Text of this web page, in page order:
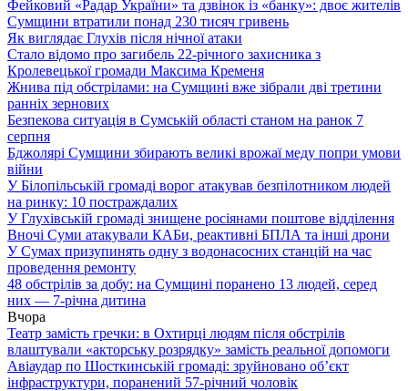
Фейковий «Радар України» та дзвінок із «банку»: двоє жителів
Сумщини втратили понад 230 тисяч гривень
Як виглядає Глухів після нічної атаки
Стало відомо про загибель 22-річного захисника з
Кролевецької громади Максима Кременя
Жнива під обстрілами: на Сумщині вже зібрали дві третини
ранніх зернових
Безпекова ситуація в Сумській області станом на ранок 7
серпня
Бджолярі Сумщини збирають великі врожаї меду попри умови
війни
У Білопільській громаді ворог атакував безпілотником людей
на ринку: 10 постраждалих
У Глухівській громаді знищене росіянами поштове відділення
Вночі Суми атакували КАБи, реактивні БПЛА та інші дрони
У Сумах призупинять одну з водонасосних станцій на час
проведення ремонту
48 обстрілів за добу: на Сумщині поранено 13 людей, серед
них — 7-річна дитина
Вчора
Театр замість гречки: в Охтирці людям після обстрілів
влаштували «акторську розрядку» замість реальної допомоги
Авіаудар по Шосткинській громаді: зруйновано об’єкт
інфраструктури, поранений 57-річний чоловік